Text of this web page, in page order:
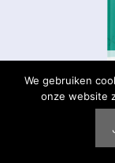
Download
We gebruiken
onze website